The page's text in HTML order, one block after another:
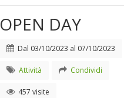
OPEN DAY
Dal 03/10/2023 al 07/10/2023
Attività Condividi
457 visite